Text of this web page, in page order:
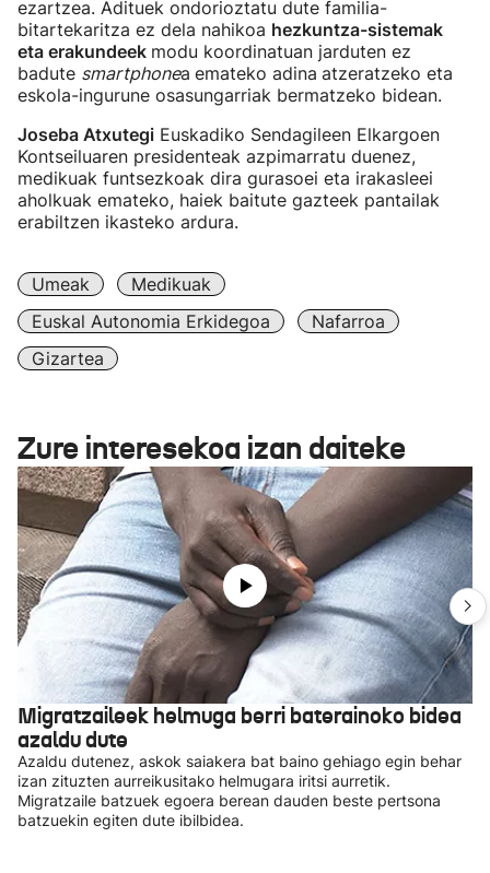
ezartzea. Adituek ondorioztatu dute familia-
bitartekaritza ez dela nahikoa hezkuntza-sistemak
eta erakundeek modu koordinatuan jarduten ez
badute smartphonea emateko adina atzeratzeko eta
eskola-ingurune osasungarriak bermatzeko bidean.
Joseba Atxutegi Euskadiko Sendagileen Elkargoen
Kontseiluaren presidenteak azpimarratu duenez,
medikuak funtsezkoak dira gurasoei eta irakasleei
aholkuak emateko, haiek baitute gazteek pantailak
erabiltzen ikasteko ardura.
Umeak
Medikuak
Euskal Autonomia Erkidegoa
Nafarroa
Gizartea
Zure interesekoa izan daiteke
Migratzaileek helmuga berri baterainoko bidea
azaldu dute
Azaldu dutenez, askok saiakera bat baino gehiago egin behar
izan zituzten aurreikusitako helmugara iritsi aurretik.
Migratzaile batzuek egoera berean dauden beste pertsona
batzuekin egiten dute ibilbidea.